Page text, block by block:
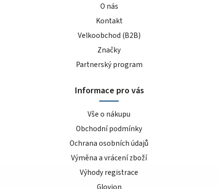
O nás
Kontakt
Velkoobchod (B2B)
Značky
Partnerský program
Informace pro vás
Vše o nákupu
Obchodní podmínky
Ochrana osobních údajů
Výměna a vrácení zboží
Výhody registrace